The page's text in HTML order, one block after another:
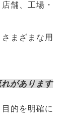
舗、工場・
まざまな用
があります
的を明確に